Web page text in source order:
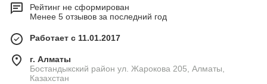
Рейтинг не сформирован
Менее 5 отзывов за последний год
Работает с 11.01.2017
г. Алматы
Бостандыкский район ул. Жарокова 205, Алматы,
Казахстан